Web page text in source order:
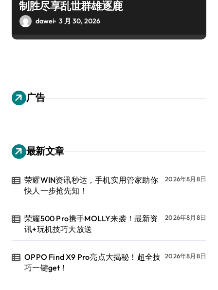
制胜尽享乱世群雄逐鹿
dawei 3 月 30, 2026
广告
最新文章
荣耀WIN资讯秒达，手机实用管家助你
快人一步抢先知！
2026年8月8日
荣耀500 Pro携手MOLLY来袭！最新资
讯+玩机技巧大放送
2026年8月8日
OPPO Find X9 Pro亮点大揭秘！超全技
巧一键get！
2026年8月8日